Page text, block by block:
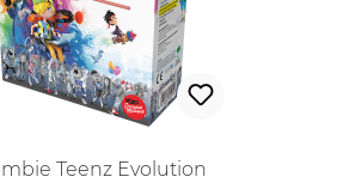
Teenz Evolution